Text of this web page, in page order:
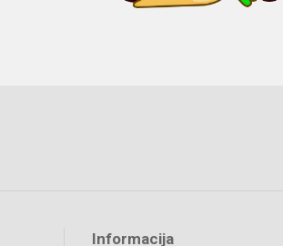
Informacija